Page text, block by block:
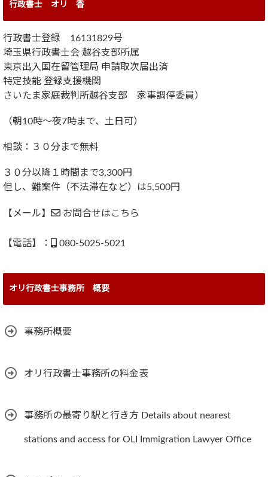
行政書士 オリ 香
行政書士登録 16131829号
埼玉県行政書士会 越谷支部所属
東京出入国在留管理局 申請取次届出済
特定技能 登録支援機関
さいたま家庭裁判所越谷支部 家事調停委員）
（朝10時～夜7時まで、土日可）
相談：３０分まで無料
３０分以降１時間まで3,300円
但し、難案件（不法滞在など）は5,500円
【メール】 お問合せはこちら
【電話】： 080-5025-5021
オリ行政書士事務所 概要
事務所概要
オリ行政書士事務所の料金表
事務所の最寄り駅と行き方 Details about nearest
stations and access for OLI Immigration Lawyer Office